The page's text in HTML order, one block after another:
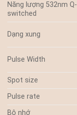
Năng lượng 532nm Q-
switched
Dạng xung
Pulse Width
Spot size
Pulse rate
Bộ nhớ